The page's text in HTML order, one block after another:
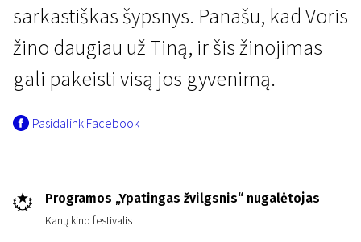
Naujienos iš Šiaurės
Riba
1 val. 50 min. | Drama, Kriminalinis, Fantastinis | N-13
sarkastiškas šypsnys. Panašu, kad Voris
žino daugiau už Tiną, ir šis žinojimas
gali pakeisti visą jos gyvenimą.
Pasidalink Facebook
Programos „Ypatingas žvilgsnis“ nugalėtojas
Kanų kino festivalis